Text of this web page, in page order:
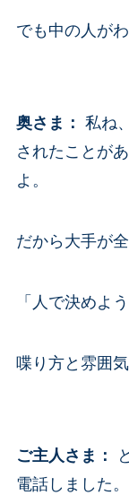
でも中の人が
奥さま ： 私ね
されたことが
よ。
だから大手が
「人で決めよ
喋り方と雰囲
ご主人さま ：
電話しました。